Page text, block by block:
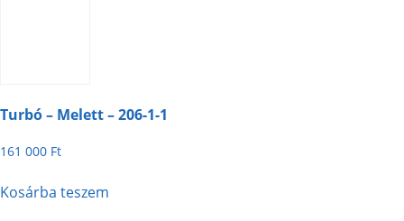
Turbó – Melett – 206-1-1
161 000 Ft
Kosárba teszem